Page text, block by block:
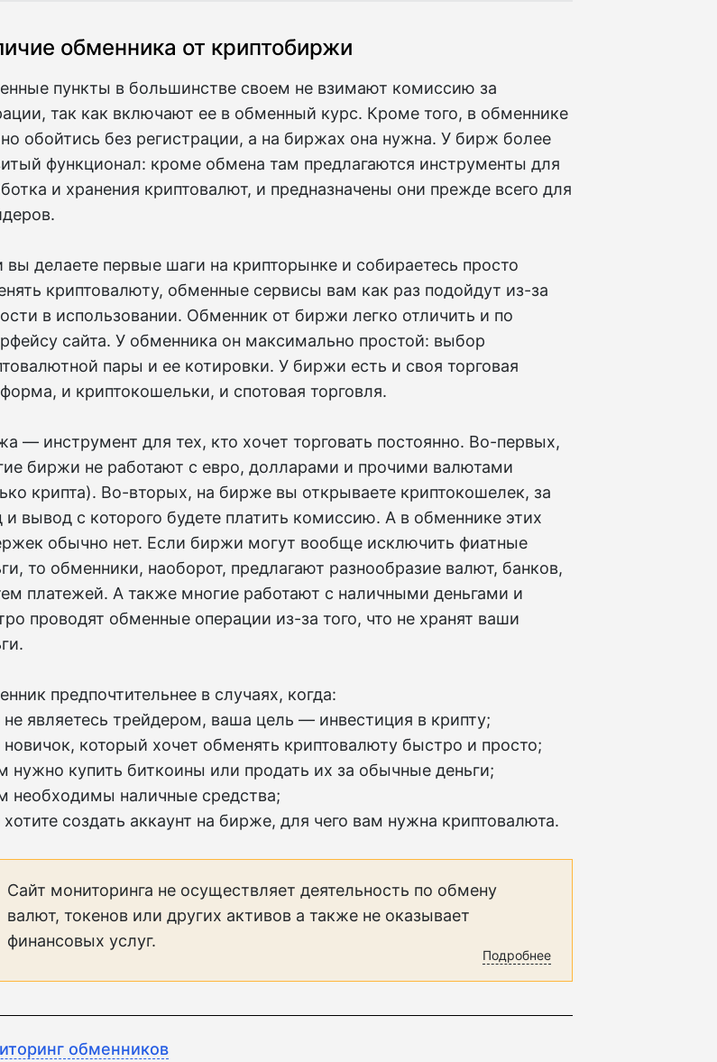
обменника от криптобиржи
пункты в большинстве своем не взимают комиссию за
так как включают ее в обменный курс. Кроме того, в обменнике
обойтись без регистрации, а на биржах она нужна. У бирж более
функционал: кроме обмена там предлагаются инструменты для
и хранения криптовалют, и предназначены они прежде всего для
вы делаете первые шаги на крипторынке и собираетесь просто
криптовалюту, обменные сервисы вам как раз подойдут из-за
в использовании. Обменник от биржи легко отличить и по
сайта. У обменника он максимально простой: выбор
пары и ее котировки. У биржи есть и своя торговая
и криптокошельки, и спотовая торговля.
— инструмент для тех, кто хочет торговать постоянно. Во-первых,
биржи не работают с евро, долларами и прочими валютами
крипта). Во-вторых, на бирже вы открываете криптокошелек, за
и вывод с которого будете платить комиссию. А в обменнике этих
обычно нет. Если биржи могут вообще исключить фиатные
то обменники, наоборот, предлагают разнообразие валют, банков,
платежей. А также многие работают с наличными деньгами и
проводят обменные операции из-за того, что не хранят ваши
предпочтительнее в случаях, когда:
являетесь трейдером, ваша цель — инвестиция в крипту;
который хочет обменять криптовалюту быстро и просто;
нужно купить биткоины или продать их за обычные деньги;
необходимы наличные средства;
создать аккаунт на бирже, для чего вам нужна криптовалюта.
Сайт мониторинга не осуществляет деятельность по обмену
валют, токенов или других активов а также не оказывает
финансовых услуг.
Подробнее
обменников